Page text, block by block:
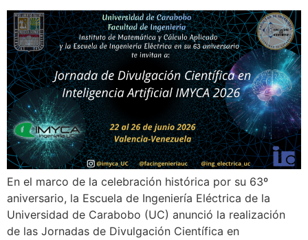
En el marco de la celebración histórica por su 63º
aniversario, la Escuela de Ingeniería Eléctrica de la
Universidad de Carabobo (UC) anunció la realización
de las Jornadas de Divulgación Científica en